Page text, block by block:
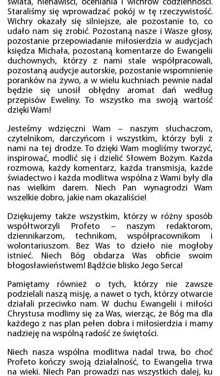
świata, nienawiści, oceniania i wichrów codzienności.
Staraliśmy się wprowadzać pokój w tę rzeczywistość.
Wichry okazały się silniejsze, ale pozostanie to, co
udało nam się zrobić. Pozostaną nasze i Wasze głosy,
pozostanie przepowiadanie miłosierdzia w audycjach
księdza Michała, pozostaną komentarze do Ewangelii
duchownych, którzy z nami stale współpracowali,
pozostaną audycje autorskie, pozostanie wspomnienie
poranków na żywo, a w wielu kuchniach pewnie nadal
będzie się unosił obłędny aromat dań według
przepisów Eweliny. To wszystko ma swoją wartość
dzięki Wam!
Jesteśmy wdzięczni Wam – naszym słuchaczom,
czytelnikom, darczyńcom i wszystkim, którzy byli z
nami na tej drodze. To dzięki Wam mogliśmy tworzyć,
inspirować, modlić się i dzielić Słowem Bożym. Każda
rozmowa, każdy komentarz, każda transmisja, każde
świadectwo i każda modlitwa wspólna z Wami były dla
nas wielkim darem. Niech Pan wynagrodzi Wam
wszelkie dobro, jakie nam okazaliście!
Dziękujemy także wszystkim, którzy w różny sposób
współtworzyli Profeto – naszym redaktorom,
dziennikarzom, technikom, współpracownikom i
wolontariuszom. Bez Was to dzieło nie mogłoby
istnieć. Niech Bóg obdarza Was obficie swoim
błogosławieństwem! Bądźcie blisko Jego Serca!
Pamiętamy również o tych, którzy nie zawsze
podzielali naszą misję, a nawet o tych, którzy otwarcie
działali przeciwko nam. W duchu Ewangelii i miłości
Chrystusa modlimy się za Was, wierząc, że Bóg ma dla
każdego z nas plan pełen dobra i miłosierdzia i mamy
nadzieję na wspólną radość ze świętości.
Niech nasza wspólna modlitwa nadal trwa, bo choć
Profeto kończy swoją działalność, to Ewangelia trwa
na wieki. Niech Pan prowadzi nas wszystkich dalej, ku